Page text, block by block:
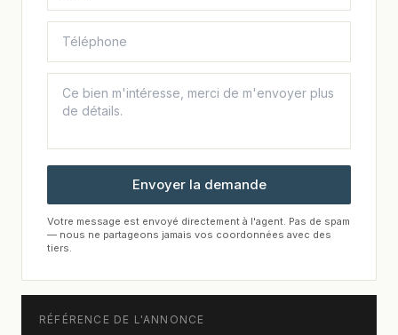
Envoyer la demande
Votre message est envoyé directement à l'agent. Pas de spam
— nous ne partageons jamais vos coordonnées avec des
tiers.
RÉFÉRENCE DE L'ANNONCE